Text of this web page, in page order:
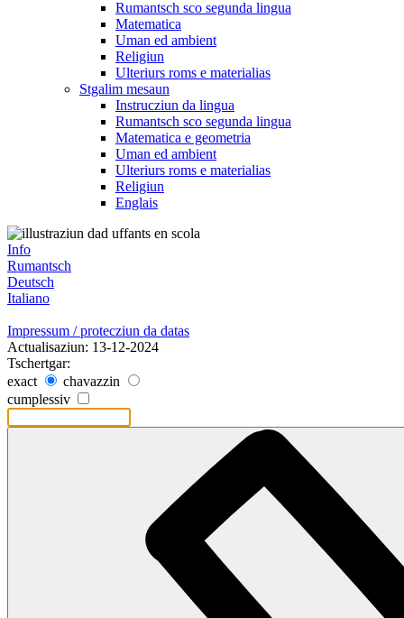
Rumantsch sco segunda lingua
Matematica
Uman ed ambient
Religiun
Ulteriurs roms e materialias
Stgalim mesaun
Instrucziun da lingua
Rumantsch sco segunda lingua
Matematica e geometria
Uman ed ambient
Ulteriurs roms e materialias
Religiun
Englais
Info
Rumantsch
Deutsch
Italiano
Impressum / protecziun da datas
Actualisaziun: 13-12-2024
Tschertgar:
exact
chavazzin
cumplessiv